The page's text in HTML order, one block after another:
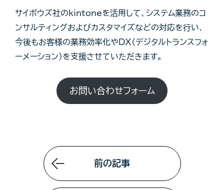
サイボウズ社のkintoneを活用して、システム業務のコ
ンサルティングおよびカスタマイズなどの対応を行い、
今後もお客様の業務効率化やDX（デジタルトランスフォ
ーメーション）を支援させていただきます。
お問い合わせフォーム
前の記事